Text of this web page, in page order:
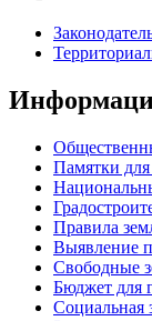
Памятки
Правила
Выявление
Свободные
Бюджет для
Социальная